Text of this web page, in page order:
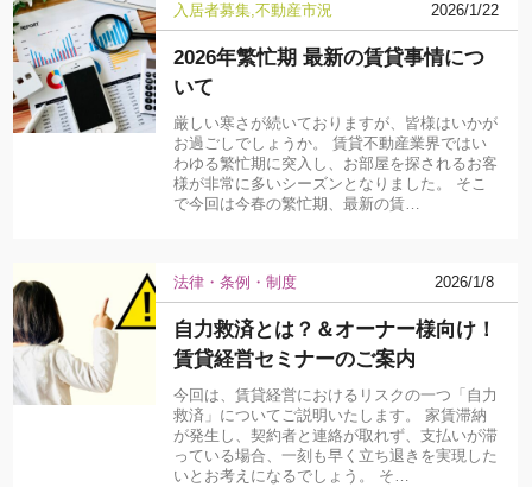
入居者募集 不動産市況 2026/1/22
2026年繁忙期 最新の賃貸事情につ
いて
厳しい寒さが続いておりますが、皆様はいかが
お過ごしでしょうか。 賃貸不動産業界ではい
わゆる繁忙期に突入し、お部屋を探されるお客
様が非常に多いシーズンとなりました。 そこ
で今回は今春の繁忙期、最新の賃…
法律・条例・制度 2026/1/8
自力救済とは？＆オーナー様向け！
賃貸経営セミナーのご案内
今回は、賃貸経営におけるリスクの一つ「自力
救済」についてご説明いたします。 家賃滞納
が発生し、契約者と連絡が取れず、支払いが滞
っている場合、一刻も早く立ち退きを実現した
いとお考えになるでしょう。 そ…